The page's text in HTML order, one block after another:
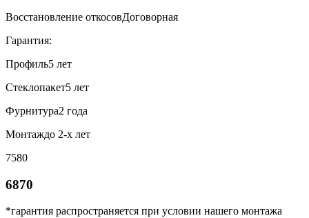
Восстановление откосовДоговорная
Гарантия:
Профиль5 лет
Стеклопакет5 лет
Фурнитура2 года
Монтаждо 2-х лет
7580
6870
*гарантия распространяется при условии нашего монтажа